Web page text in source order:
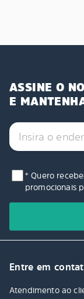
ASSINE O
E
* Quero
promocionais
Entre em
Atendimento ao